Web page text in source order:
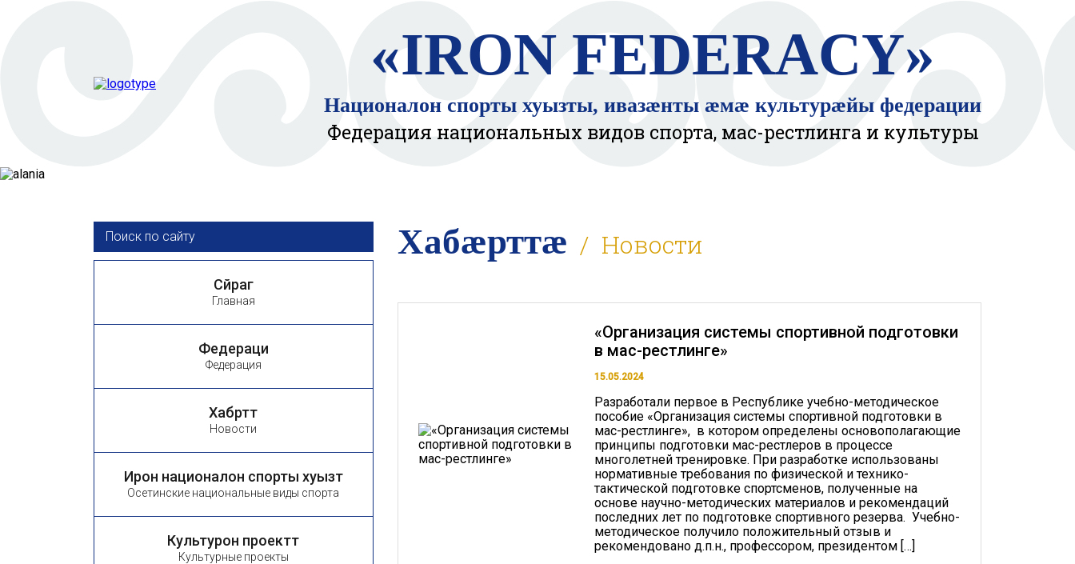
«IRON FEDERACY»
Националон спорты хуызты, ивазӕнты ӕмӕ культурӕйы федерации
Федерация национальных видов спорта, мас-рестлинга и культуры
Сӕйраг
Главная
Федераци
Федерация
Хабӕрттӕ
Новости
Ирон националон спорты хуызтӕ
Осетинские национальные виды спорта
Культурон проекттӕ
Культурные проекты
Хабӕрттӕ Новости
«Организация системы спортивной подготовки
в мас-рестлинге»
15.05.2024
Разработали первое в Республике учебно-методическое
пособие «Организация системы спортивной подготовки в
мас-рестлинге», в котором определены основополагающие
принципы подготовки мас-рестлеров в процессе
многолетней тренировке. При разработке использованы
нормативные требования по физической и технико-
тактической подготовке спортсменов, полученные на
основе научно-методических материалов и рекомендаций
последних лет по подготовке спортивного резерва. Учебно-
методическое получило положительный отзыв и
рекомендовано д.п.н., профессором, президентом […]